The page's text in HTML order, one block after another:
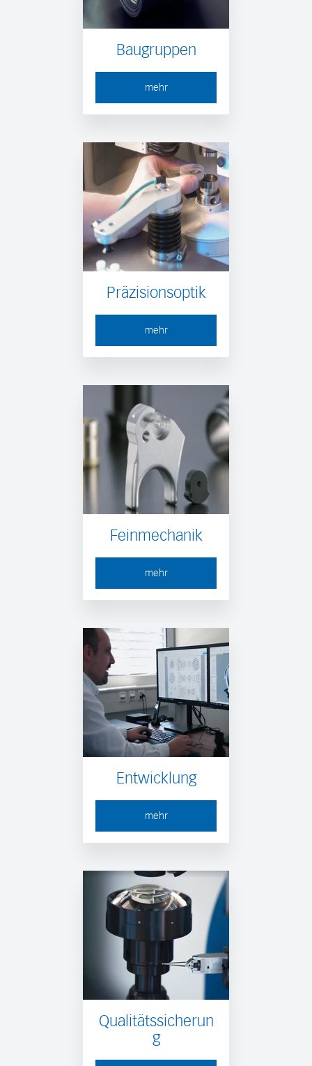
Baugruppen
mehr
Präzisionsoptik
mehr
Feinmechanik
mehr
Entwicklung
mehr
Qualitätssicherun
g